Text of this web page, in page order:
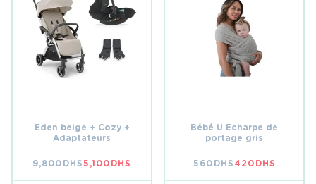
Eden beige + Cozy +
Adaptateurs
9,800DHSLE
PRIX
5,100 DHS
LE
PRIX
Bébé U Echarpe de
portage gris
560DHSLE
PRIX
420 DHS
LE
PRIX